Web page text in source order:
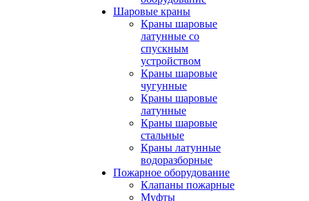
Шаровые краны
Краны шаровые
латунные со
спускным
устройством
Краны шаровые
чугунные
Краны шаровые
латунные
Краны шаровые
стальные
Краны латунные
водоразборные
Пожарное оборудование
Клапаны пожарные
Муфты